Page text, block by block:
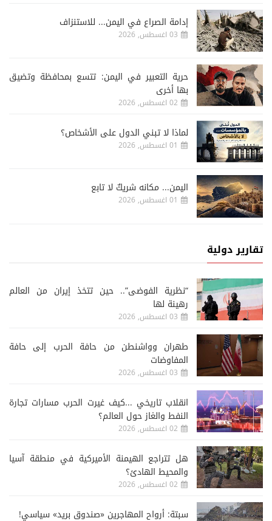
إدامة الصراع في اليمن... للاستنزاف
03 اغسطس, 2026
حرية التعبير في اليمن: تتسع بمحافظة وتضيق
بها أخرى
02 اغسطس, 2026
لماذا لا تبني الدول على الأشخاص؟
01 اغسطس, 2026
اليمن... مكانه شريكٌ لا تابع
01 اغسطس, 2026
تقارير دولية
“نظرية الفوضى”.. حين تتخذ إيران من العالم
رهينة لها
03 اغسطس, 2026
طهران وواشنطن من حافة الحرب إلى حافة
المفاوضات
03 اغسطس, 2026
انقلاب تاريخي ...كيف غيرت الحرب مسارات تجارة
النفط والغاز حول العالم؟
02 اغسطس, 2026
هل تتراجع الهيمنة الأميركية في منطقة آسيا
والمحيط الهادئ؟
02 اغسطس, 2026
سبتة: أرواح المهاجرين «صندوق بريد» سياسي!